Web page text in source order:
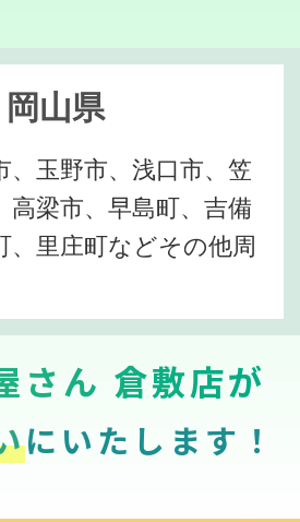
岡山県
、玉野市、浅口市、笠
高梁市、早島町、吉備
、里庄町などその他周
さん 倉敷店が
にいたします！